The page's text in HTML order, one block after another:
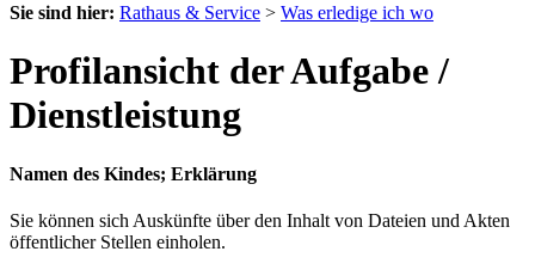
Sie sind hier: Rathaus & Service > Was erledige ich wo
Profilansicht der Aufgabe /
Dienstleistung
Namen des Kindes; Erklärung
Sie können sich Auskünfte über den Inhalt von Dateien und Akten
öffentlicher Stellen einholen.